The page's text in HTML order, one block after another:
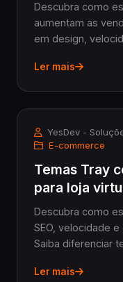
Descubra como
aumentam as
em design,
pronto ou sob
Ler mais
YesDev -
E-commerce
Temas Tray
para loja
Descubra como
SEO, velocidade
Saiba diferenciar
profissional.
Ler mais